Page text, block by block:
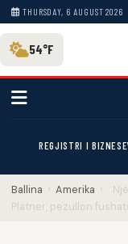
THURSDAY, 6 AUGUST 2026
54°F
REGJISTRI I
Ballina › Amerika ›
Platner, pezullon